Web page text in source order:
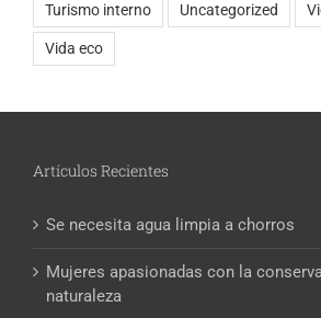
Turismo interno Uncategorized
Vida eco
Artículos Recientes
Se necesita agua limpia a chorros
Mujeres apasionadas con la
naturaleza